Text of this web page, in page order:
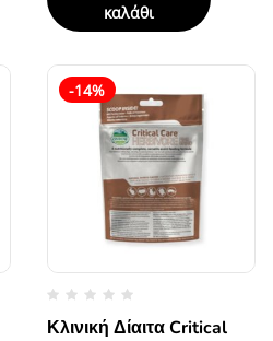
καλάθι
-14%
Κλινική Δίαιτα Critical